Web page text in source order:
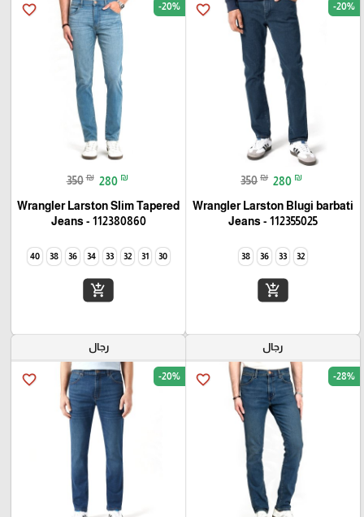
favorite_border -20%
350 ₪ 280 ₪
Wrangler Larston Blugi barbati
Jeans - 112355025
32
33
36
38
add_shopping_cart
favorite_border -20%
350 ₪ 280 ₪
Wrangler Larston Slim Tapered
Jeans - 112380860
30
31
32
33
34
36
38
40
add_shopping_cart
رجال
favorite_border -28%
رجال
favorite_border -20%